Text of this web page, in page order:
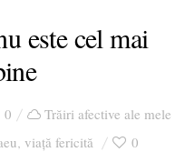
este cel mai
0
Trăiri afective ale mele
viață fericită 0